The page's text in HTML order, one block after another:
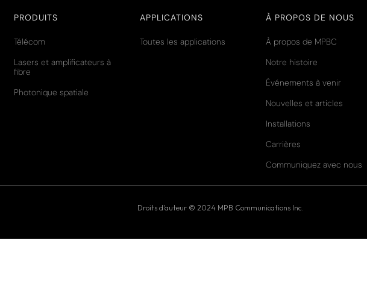
PRODUITS
Télécom
Lasers et amplificateurs à
fibre
Photonique spatiale
APPLICATIONS
Toutes les applications
À PROPOS DE NOUS
À propos de MPBC
Notre histoire
Événements à venir
Nouvelles et articles
Installations
Carrières
Communiquez avec nous
Droits d'auteur © 2024 MPB Communications Inc.